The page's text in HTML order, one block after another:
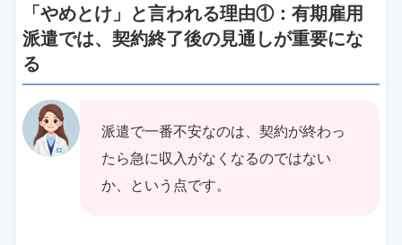
「やめとけ」と言われる理由①：有期雇用
派遣では、契約終了後の見通しが重要にな
る
派遣で一番不安なのは、契約が終わっ
たら急に収入がなくなるのではない
か、という点です。